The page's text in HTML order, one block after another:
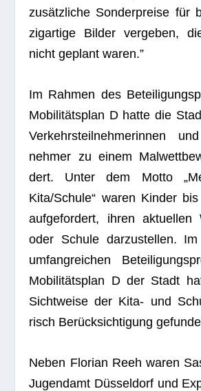
zusätz­li­che Son­der­preise für
zig­ar­tige Bil­der ver­ge­ben,
nicht geplant waren.”
Im Rah­men des
Mobi­li­täts­plan D hatte die
Ver­kehrs­teil­neh­me­rin­nen
neh­mer zu einem
dert. Unter dem Motto
Kita/Schule“ waren Kin­der
auf­ge­for­dert, ihren
oder Schule dar­zu­stel­len.
umfang­rei­chen
Mobi­li­täts­plan D der Stadt
Sicht­weise der Kita- und
risch Berück­sich­ti­gung
Neben Flo­rian Reeh waren
Jugend­amt Düs­sel­dorf und